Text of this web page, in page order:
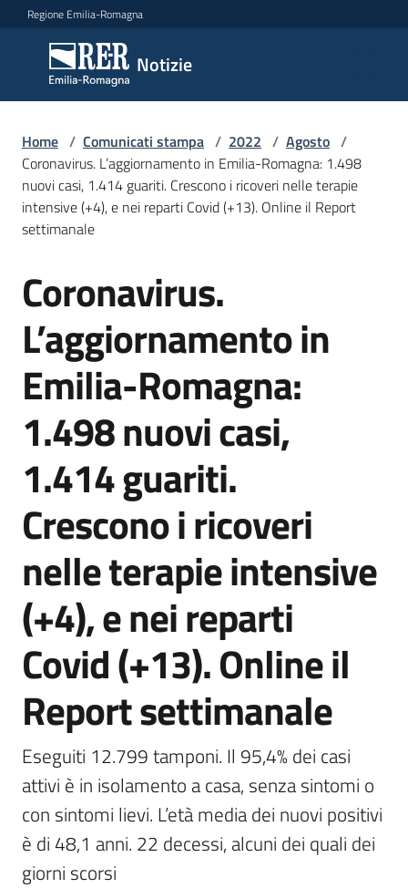
Vai al contenuto
Vai alla navigazione
Vai al footer
Regione Emilia-Romagna
Notizie
Notizie
Comunicati
stampa
Menu selezionato
Cerca
un
Risorse
Agenzia
di
informazione
comunicazione
Seguici
su
Home / Comunicati stampa / 2022 / Agosto /
Coronavirus. L’aggiornamento in Emilia-Romagna: 1.498
nuovi casi, 1.414 guariti. Crescono i ricoveri nelle terapie
intensive (+4), e nei reparti Covid (+13). Online il Report
settimanale
Salta al contenuto
Coronavirus.
L’aggiornamento in
Emilia-Romagna:
1.498 nuovi casi,
1.414 guariti.
Crescono i ricoveri
nelle terapie intensive
(+4), e nei reparti
Covid (+13). Online il
Report settimanale
Eseguiti 12.799 tamponi. Il 95,4% dei casi
attivi è in isolamento a casa, senza sintomi o
con sintomi lievi. L’età media dei nuovi positivi
è di 48,1 anni. 22 decessi, alcuni dei quali dei
giorni scorsi